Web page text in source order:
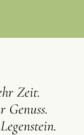
Zeit.
Genuss.